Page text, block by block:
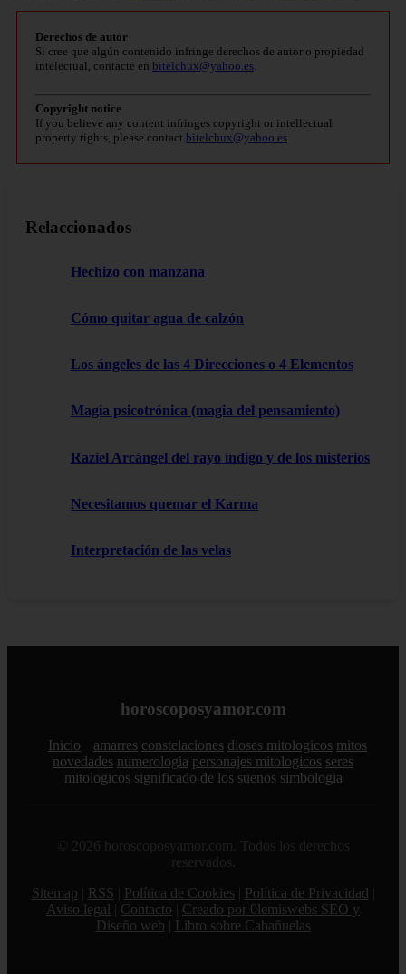
Derechos de autor
Si cree que algún contenido infringe derechos de autor o propiedad
intelectual, contacte en bitelchux@yahoo.es.
Copyright notice
If you believe any content infringes copyright or intellectual
property rights, please contact bitelchux@yahoo.es.
Relaccionados
Hechizo con manzana
Cómo quitar agua de calzón
Los ángeles de las 4 Direcciones o 4 Elementos
Magia psicotrónica (magia del pensamiento)
Raziel Arcángel del rayo índigo y de los misterios
Necesitamos quemar el Karma
Interpretación de las velas
horoscoposyamor.com
Inicio amarres constelaciones dioses mitologicos mitos
novedades numerologia personajes mitologicos seres
mitologicos significado de los suenos simbologia
© 2026 horoscoposyamor.com. Todos los derechos
reservados.
Sitemap
RSS Política de Cookies Política de Privacidad
Aviso legal
Contacto
Creado por 0lemiswebs SEO y
Diseño web
Libro sobre Cabañuelas